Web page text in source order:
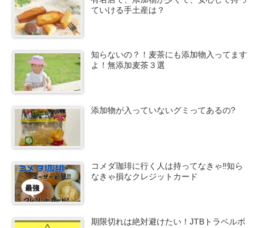
ていける手土産は？
知らないの？！麦茶にも添加物入ってます
よ！無添加麦茶３選
添加物が入っていないグミってあるの?
コメダ珈琲に行く人は持ってなきゃ‼知ら
なきゃ損なクレジットカード
期限切れは絶対避けたい！JTBトラベルポ